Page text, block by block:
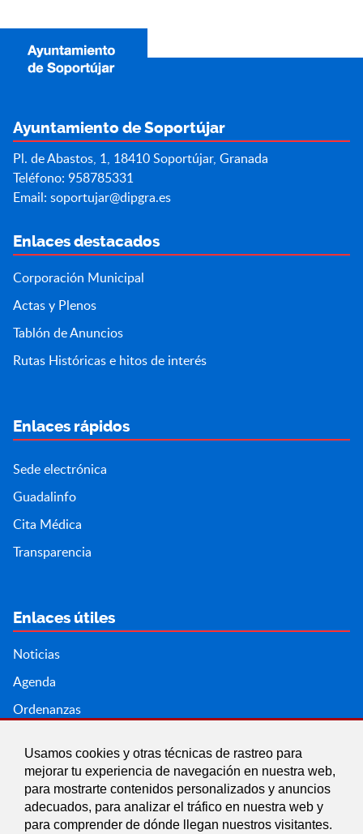
Usamos cookies y otras técnicas de rastreo para
mejorar tu experiencia de navegación en nuestra web,
para mostrarte contenidos personalizados y anuncios
adecuados, para analizar el tráfico en nuestra web y
para comprender de dónde llegan nuestros visitantes.
Ayuntamiento de Soportújar
Pl. de Abastos, 1, 18410 Soportújar, Granada
Teléfono: 958785331
Email: soportujar@dipgra.es
Enlaces destacados
Corporación Municipal
Actas y Plenos
Tablón de Anuncios
Rutas Históricas e hitos de interés
Enlaces rápidos
Sede electrónica
Guadalinfo
Cita Médica
Transparencia
Enlaces útiles
Noticias
Agenda
Ordenanzas